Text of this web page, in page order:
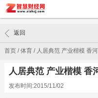
首页/体育/ 人居典范 产业楷模 香
返回
人居典范 产业楷模 香
发布时间:2015/11/02